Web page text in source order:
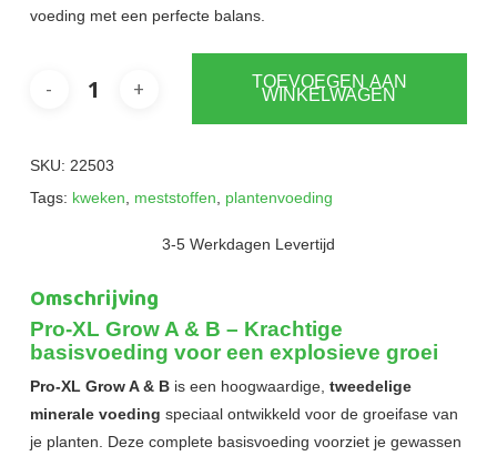
voeding met een perfecte balans.
TOEVOEGEN AAN
WINKELWAGEN
SKU: 22503
Tags: kweken, meststoffen, plantenvoeding
3-5 Werkdagen Levertijd
Omschrijving
Pro-XL Grow A & B – Krachtige
basisvoeding voor een explosieve groei
Pro-XL Grow A & Bis een hoogwaardige, tweedelige
minerale voeding speciaal ontwikkeld voor de groeifase van
je planten. Deze complete basisvoeding voorziet je gewassen